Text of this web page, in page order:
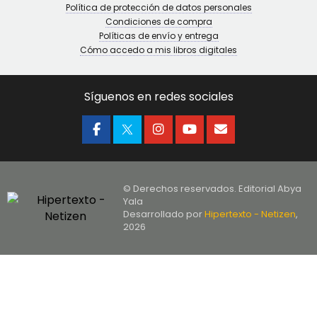
Política de protección de datos personales
Condiciones de compra
Políticas de envío y entrega
Cómo accedo a mis libros digitales
Síguenos en redes sociales
© Derechos reservados. Editorial Abya
Yala
Desarrollado porHipertexto - Netizen,
2026